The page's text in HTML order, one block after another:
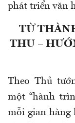
phát triển văn
TỪ
THU –
Theo Thủ
một “hành
mỗi gian hàng